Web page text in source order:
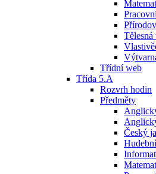
Tělesná
Třídní web
Třída 5.A
Rozvrh hodin
Předměty
Český